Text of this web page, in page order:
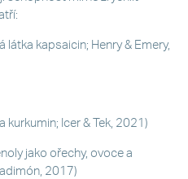
látka kapsaicin; Henry & Emery,
kurkumin; Icer & Tek, 2021)
jako ořechy, ovoce a
2017)